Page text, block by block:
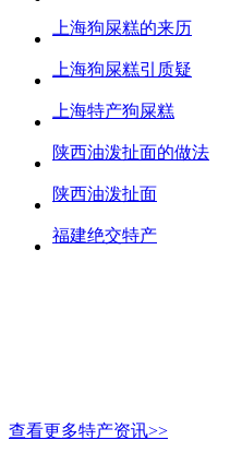
上海狗屎糕的来历
上海狗屎糕引质疑
上海特产狗屎糕
陕西油泼扯面的做法
陕西油泼扯面
福建绝交特产
查看更多特产资讯>>